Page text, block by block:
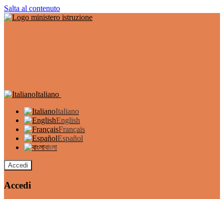
Salta al contenuto
Italiano
Italiano
English
Français
Español
বাংলা
Accedi
Accedi